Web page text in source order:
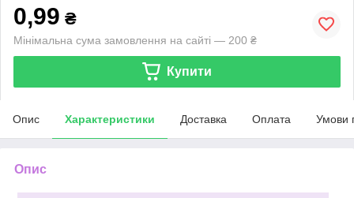
0,99 ₴
Мінімальна сума замовлення на сайті — 200 ₴
Купити
Опис Характеристики Доставка Оплата Умови
Опис